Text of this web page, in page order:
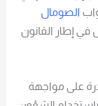
الصومال
إطار القانون
على مواجهة